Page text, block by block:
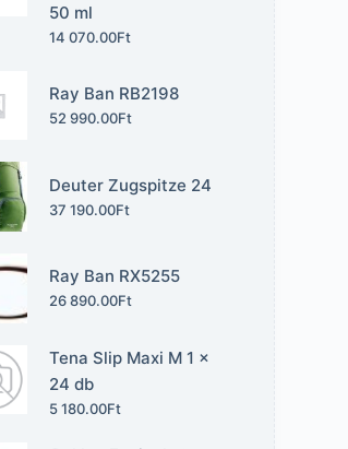
50 ml
14 070.00Ft
Ray Ban RB2198
52 990.00Ft
Deuter Zugspitze 24
37 190.00Ft
Ray Ban RX5255
26 890.00Ft
Tena Slip Maxi M 1 x
24 db
5 180.00Ft